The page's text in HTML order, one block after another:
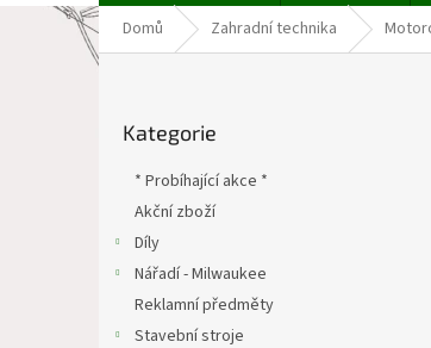
Domů
Zahradní technika
P
kategorie
Kategorie
* Probíhající akce *
Akční zboží
Díly
Nářadí - Milwaukee
Reklamní předměty
Stavební stroje